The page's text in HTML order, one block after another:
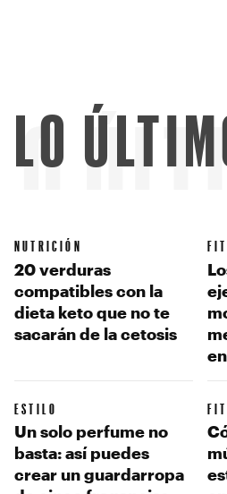
LO
NUTRICIÓN
20 verduras
compatibles con la
dieta keto que no te
sacarán de la cetosis
ESTILO
Un solo perfume no
basta: así puedes
crear un guardarropa